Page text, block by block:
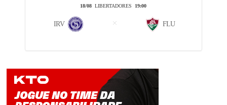
18/08 LIBERTADORES 19:00
IRV FLU